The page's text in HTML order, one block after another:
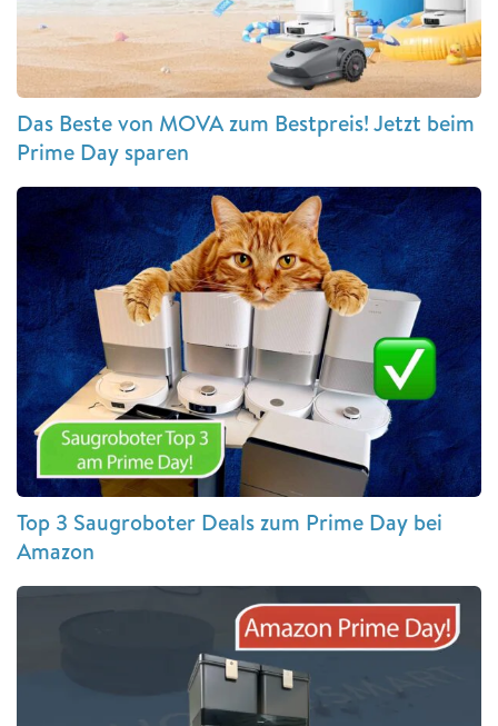
Das Beste von MOVA zum Bestpreis! Jetzt beim
Prime Day sparen
Top 3 Saugroboter Deals zum Prime Day bei
Amazon